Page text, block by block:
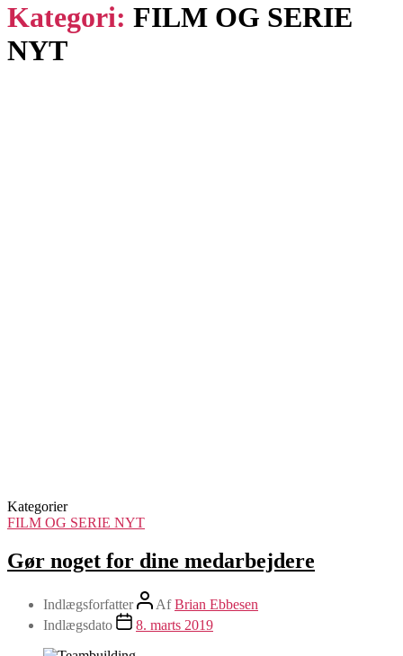
Kategori: FILM OG SERIE
NYT
Kategorier
FILM OG SERIE NYT
Gør noget for dine medarbejdere
Indlægsforfatter AfBrian Ebbesen
Indlægsdato
8. marts 2019